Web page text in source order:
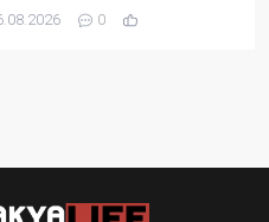
başvurular kapakli.bel.tr
yapılıyor. Tarihle iç içe
0